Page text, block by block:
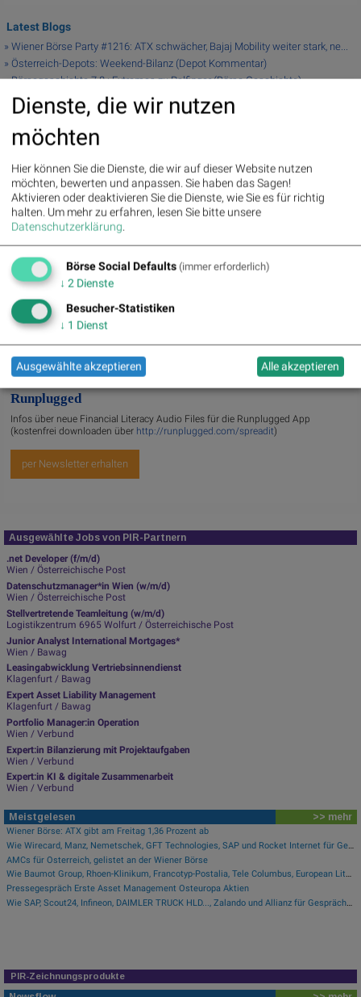
Latest Blogs
» Wiener Börse Party #1216: ATX schwächer, Bajaj Mobility weiter stark, ne...
» Österreich-Depots: Weekend-Bilanz (Depot Kommentar)
» Börsegeschichte 7.8.: Extremes zu Palfinger (Börse Geschichte)
» Nachlese: 10 Vokabel, um Asta besser zu verstehen; Stella Langthaler (au...
» PIR-News: Post, Kontron (Christine Petzwinkler)
» (Christian Drastil)
» Wiener Börse zu Mittag schwächer: Bajaj Mobility, FACC und Agrana gesucht
» Börse-Inputs auf Spotify zu u.a. Jugend fragt Asta nach dem
Geschäftsmod...
» ATX-Trends: VIG, AT&S, Erste Group, Verbund ...
» Zehn Vokabeln für ein Börsen-Debüt: Wie Asta sein Geschäftsmodell
Useletter
Die Useletter "Morning Xpresso" und "Evening Xtrakt" heben sich deutlich von
den gängigen Newslettern ab. Beispiele ansehen bzw. kostenfrei anmelden.
Wichtige Börse-Infos garantiert.
Newsletter abonnieren
Runplugged
Infos über neue Financial Literacy Audio Files für die Runplugged App
(kostenfrei downloaden über http://runplugged.com/spreadit)
per Newsletter erhalten
Ausgewählte Jobs von PIR-Partnern
.net Developer (f/m/d)
Wien / Österreichische Post
Datenschutzmanager*in Wien (w/m/d)
Wien / Österreichische Post
Stellvertretende Teamleitung (w/m/d)
Logistikzentrum 6965 Wolfurt / Österreichische Post
Junior Analyst International Mortgages*
Wien / Bawag
Leasingabwicklung Vertriebsinnendienst
Klagenfurt / Bawag
Expert Asset Liability Management
Klagenfurt / Bawag
Portfolio Manager:in Operation
Wien / Verbund
Expert:in Bilanzierung mit Projektaufgaben
Wien / Verbund
Expert:in KI & digitale Zusammenarbeit
Wien / Verbund
Meistgelesen >> mehr
Wiener Börse: ATX gibt am Freitag 1,36 Prozent ab
Wie Wirecard, Manz, Nemetschek, GFT Technologies, SAP und Rocket Internet für Gesprächsstoff sorgten
AMCs für Österreich, gelistet an der Wiener Börse
Wie Baumot Group, Rhoen-Klinikum, Francotyp-Postalia, Tele Columbus, European Lithium und Lanxess für Gesprächsstoff sorgten
Pressegespräch Erste Asset Management Osteuropa Aktien
Wie SAP, Scout24, Infineon, DAIMLER TRUCK HLD..., Zalando und Allianz für Gesprächsstoff im DAX sorgten
PIR-Zeichnungsprodukte
Dienste, die wir nutzen
möchten
Hier können Sie die Dienste, die wir auf dieser Website nutzen
möchten, bewerten und anpassen. Sie haben das Sagen!
Aktivieren oder deaktivieren Sie die Dienste, wie Sie es für richtig
halten. Um mehr zu erfahren, lesen Sie bitte unsere
Datenschutzerklärung.
Börse Social Defaults (immer erforderlich)
↓ 2 Dienste
Besucher-Statistiken
↓ 1 Dienst
Ausgewählte akzeptieren Alle akzeptieren